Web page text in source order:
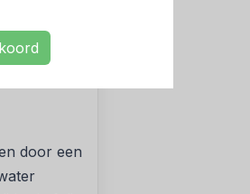
in de
vier
door een